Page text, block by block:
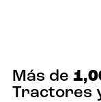
Más de
Tractores